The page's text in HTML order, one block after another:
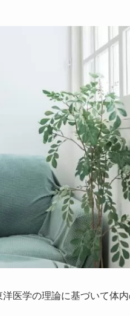
医学の理論に基づいて体